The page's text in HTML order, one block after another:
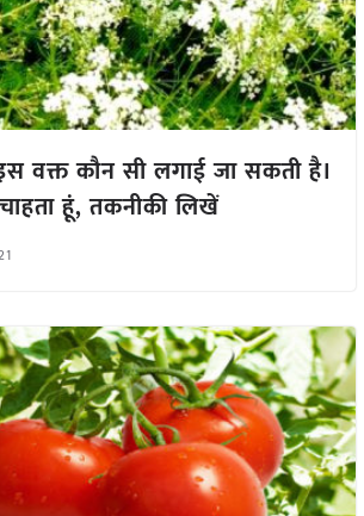
वक्त कौन सी लगाई जा सकती है।
हूं, तकनीकी लिखें